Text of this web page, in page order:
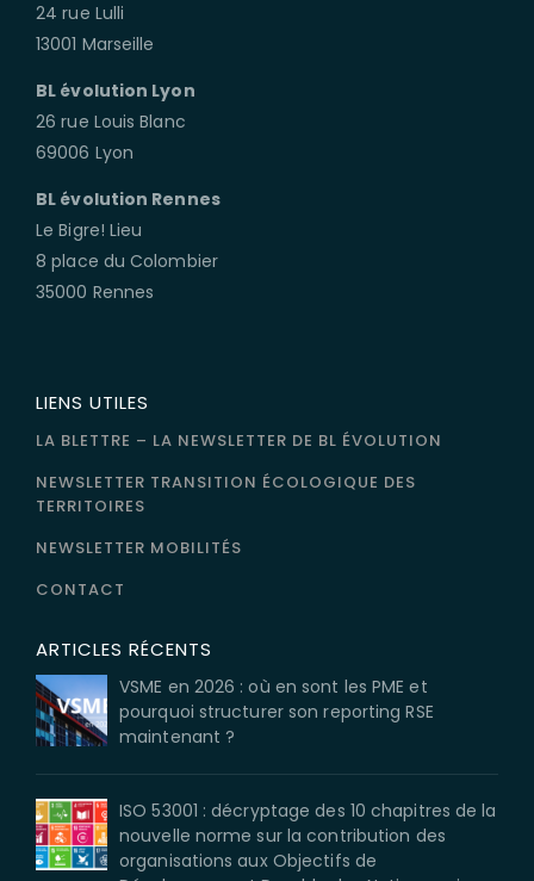
24 rue Lulli
13001 Marseille
BL évolution Lyon
26 rue Louis Blanc
69006 Lyon
BL évolution Rennes
Le Bigre! Lieu
8 place du Colombier
35000 Rennes
LIENS UTILES
LA BLETTRE – LA NEWSLETTER DE BL ÉVOLUTION
NEWSLETTER TRANSITION ÉCOLOGIQUE DES
TERRITOIRES
NEWSLETTER MOBILITÉS
CONTACT
ARTICLES RÉCENTS
VSME en 2026 : où en sont les PME et
pourquoi structurer son reporting RSE
maintenant ?
ISO 53001 : décryptage des 10 chapitres de la
nouvelle norme sur la contribution des
organisations aux Objectifs de